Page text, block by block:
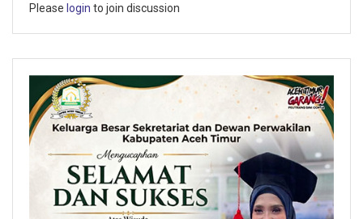
Please login to join discussion